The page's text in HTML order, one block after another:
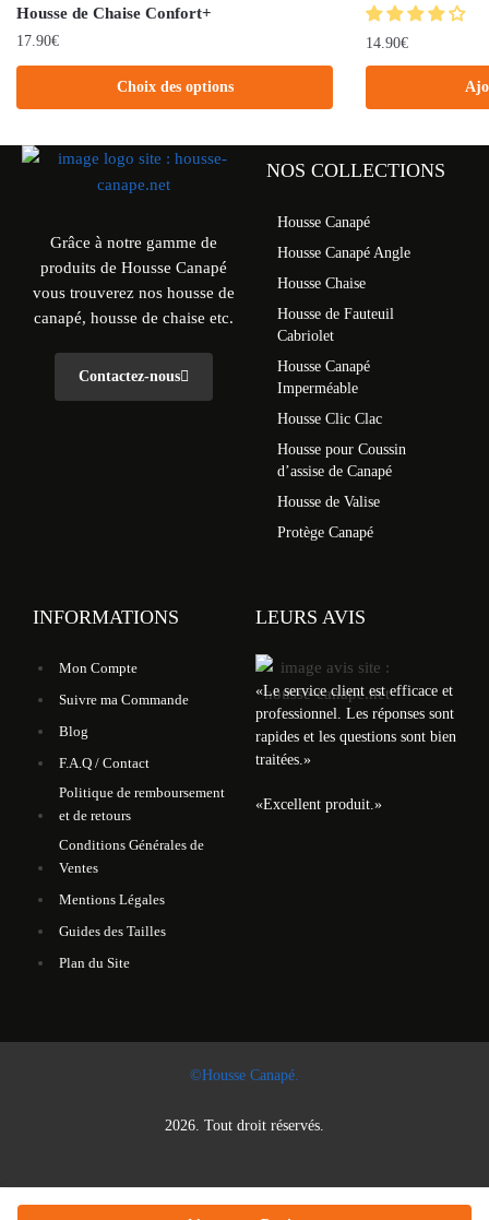
Housse de Chaise Confort+
17.90€
Choix des options
14.90€
Grâce à notre gamme de
produits de Housse Canapé
vous trouverez nos housse de
canapé, housse de chaise etc.
Contactez-nous
NOS COLLECTIONS
Housse Canapé
Housse Canapé Angle
Housse Chaise
Housse de Fauteuil
Cabriolet
Housse Canapé
Imperméable
Housse Clic Clac
Housse pour Coussin
d’assise de Canapé
Housse de Valise
Protège Canapé
INFORMATIONS
Mon Compte
Suivre ma Commande
Blog
F.A.Q / Contact
Politique de remboursement
et de retours
Conditions Générales de
Ventes
Mentions Légales
Guides des Tailles
Plan du Site
LEURS AVIS
«Le service client est efficace et
professionnel. Les réponses sont
rapides et les questions sont bien
traitées. »
«Excellent produit. »
©Housse Canapé.
2026. Tout droit réservés.